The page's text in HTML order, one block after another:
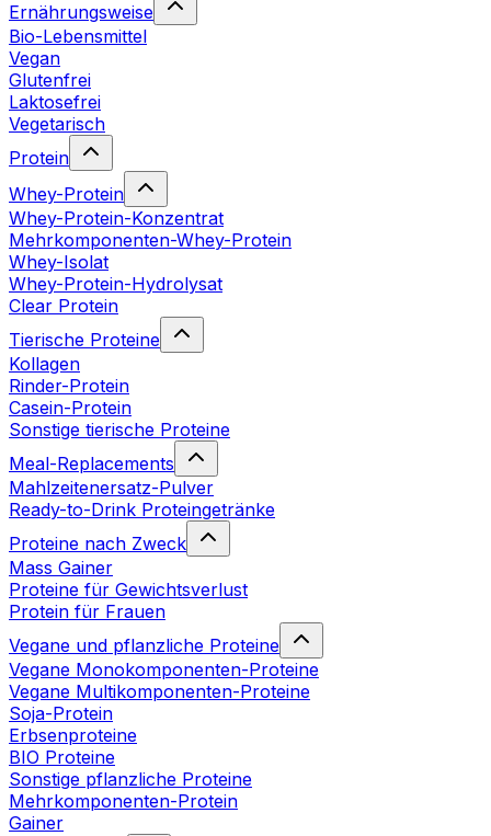
Ernährungsweise
Bio-Lebensmittel
Vegan
Glutenfrei
Laktosefrei
Vegetarisch
Protein
Whey-Protein
Whey-Protein-Konzentrat
Mehrkomponenten-Whey-Protein
Whey-Isolat
Whey-Protein-Hydrolysat
Clear Protein
Tierische Proteine
Kollagen
Rinder-Protein
Casein-Protein
Sonstige tierische Proteine
Meal-Replacements
Mahlzeitenersatz-Pulver
Ready-to-Drink Proteingetränke
Proteine nach Zweck
Mass Gainer
Proteine für Gewichtsverlust
Protein für Frauen
Vegane und pflanzliche Proteine
Vegane Monokomponenten-Proteine
Vegane Multikomponenten-Proteine
Soja-Protein
Erbsenproteine
BIO Proteine
Sonstige pflanzliche Proteine
Mehrkomponenten-Protein
Gainer